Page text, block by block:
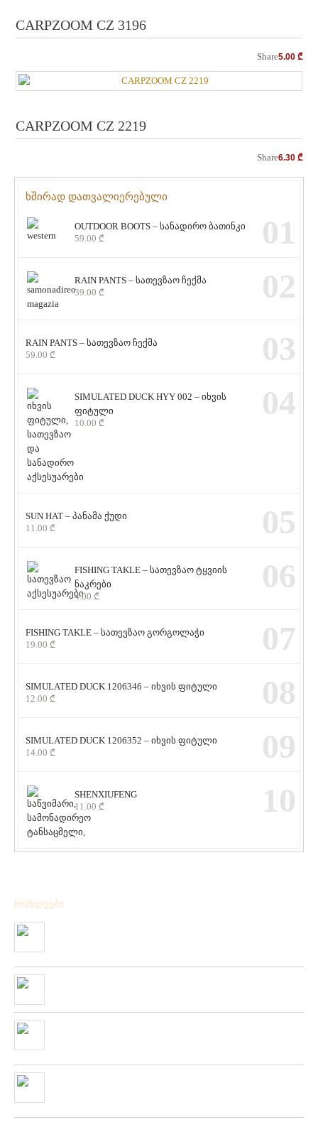
CARPZOOM CZ 3196
5.00 ₾
Share
CARPZOOM CZ 2219
6.30 ₾
Share
ხშირად დათვალიერებული
OUTDOOR BOOTS – სანადირო ბათინკი
59.00 ₾ 01
RAIN PANTS – სათევზაო ჩექმა
39.00 ₾ 02
RAIN PANTS – სათევზაო ჩექმა
59.00 ₾ 03
SIMULATED DUCK HYY 002 – იხვის
ფიტული
10.00 ₾
04
SUN HAT – პანამა ქუდი
11.00 ₾ 05
FISHING TAKLE – სათევზაო ტყვიის
ნაკრები
4.00 ₾
06
FISHING TAKLE – სათევზაო გორგოლაჭი
19.00 ₾ 07
SIMULATED DUCK 1206346 – იხვის ფიტული
12.00 ₾ 08
SIMULATED DUCK 1206352 – იხვის ფიტული
14.00 ₾ 09
SHENXIUFENG
11.00 ₾ 10
სიახლეები